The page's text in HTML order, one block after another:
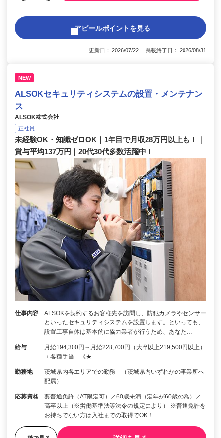
アピールポイントを見る
更新日： 2026/07/22 掲載終了日： 2026/08/31
NEW
ALSOKセキュリティシステムの設置・メンテナン
ス
ALSOK株式会社
正社員
未経験OK・知識ゼロOK｜1年目で月収28万円以上も！｜
賞与平均137万円｜20代30代多数活躍中！
仕事内容
ALSOKを契約するお客様先を訪問し、防犯カメラやセンサー
といったセキュリティシステムを設置します。といっても、
設置工事自体は基本的に協力業者が行うため、あなた…
給与
月給194,300円～月給228,700円（大卒以上219,500円以上）
＋各種手当 《★…
勤務地
茨城県内各エリアでの勤務 （茨城県内いずれかの事業所へ
配属）
応募資格
要普通免許（AT限定可）／60歳未満（定年が60歳の為）／
高卒以上（※労働基準法等法令の規定により） ※普通免許を
お持ちでない方は入社までの取得でOK！